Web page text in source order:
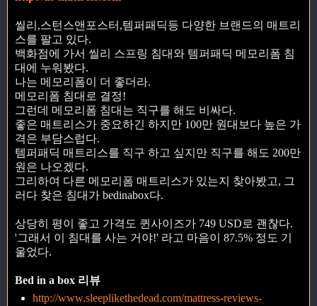
씰리,스턴스앤포스터,템퍼패딕등 다양한 브랜드의 매트리
스를 팔고 있다.
백화점에 가서 씰리 스프링 침대와 템퍼패딕 메모리폼 침
대에 누워봤다.
나는 메모리폼이 더 좋더라.
메모리폼 침대로 결정!
그런데 메모리폼 침대는 직구를 해도 비싸다.
좋은 매트리스가 중요하긴 하지만 100만 원대보다 높은 가
격은 부담스럽다.
템퍼패딕 매트리스를 직구 하고 싶지만 직구를 해도 200만
원은 나오겠다.
그리하여 다른 메모리폼 매트리스가 있는지 찾아봤고, 그
러다 찾은 침대가 bedinabox다.
상당히 평이 좋고 가격도 퀸사이즈가 749 USD로 괜찮다.
'그래서 이 침대를 사는 거야!' 라고 마음이 87.5% 정도 기
울었다.
Bed in a box 리뷰
http://www.sleeplikethedead.com/mattress-reviews-